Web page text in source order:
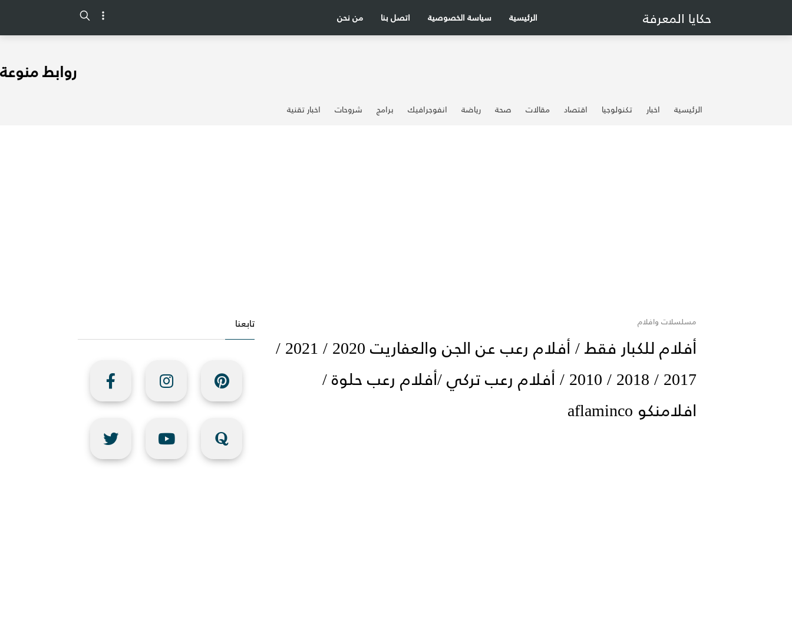
حكايا المعرفة من نحن اتصل بنا سياسة الخصوصية الرئيسية
روابط منوعة
الرئيسية اخبار تكنولوجيا اقتصاد مقالات صحة رياضة انفوجرافيك برامج شروحات اخبار تقنية
مسلسلات وافلام
أفلام للكبار فقط / أفلام رعب عن الجن والعفاريت 2020 / 2021 /
2017 / 2018 / 2010 / أفلام رعب تركي /أفلام رعب حلوة /
افلامنكو aflaminco
تابعنا